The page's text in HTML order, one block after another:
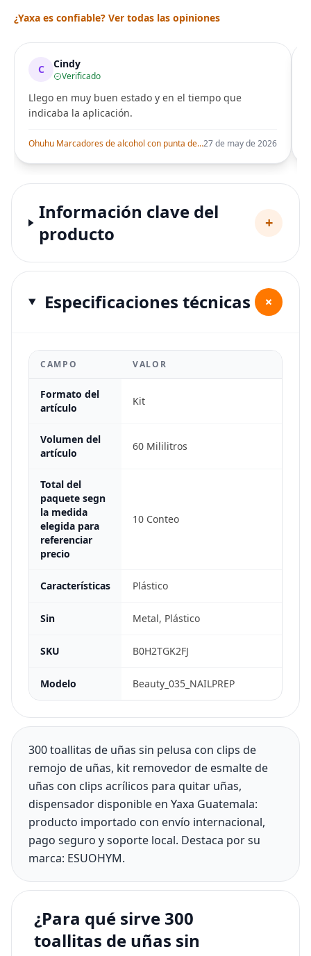
¿Yaxa es confiable? Ver todas las opiniones
C Cindy
Verificado
Llego en muy buen estado y en el tiempo que
indicaba la aplicación.
Ohuhu Marcadores de alcohol con punta de pincel – Juego de marcadores artísticos de doble punta con certificación AP para artistas adultos27 de may de 2026
Información clave del
producto
+
Especificaciones técnicas +
CAMPO VALOR
Formato del
artículo
Kit
Volumen del
artículo
60 Mililitros
Total del
paquete segn
la medida
elegida para
referenciar
precio
10 Conteo
Características Plástico
Sin Metal, Plástico
SKU B0H2TGK2FJ
Modelo Beauty_035_NAILPREP
300 toallitas de uñas sin pelusa con clips de
remojo de uñas, kit removedor de esmalte de
uñas con clips acrílicos para quitar uñas,
dispensador disponible en Yaxa Guatemala:
producto importado con envío internacional,
pago seguro y soporte local. Destaca por su
marca: ESUOHYM.
¿Para qué sirve 300
toallitas de uñas sin